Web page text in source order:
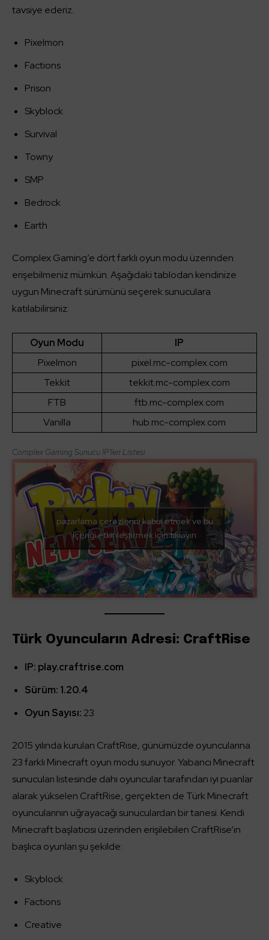
tavsiye ederiz.
Pixelmon
Factions
Prison
Skyblock
Survival
Towny
SMP
Bedrock
Earth
Complex Gaming’e dört farklı oyun modu üzerinden
erişebilmeniz mümkün. Aşağıdaki tablodan kendinize
uygun Minecraft sürümünü seçerek sunuculara
katılabilirsiniz:
Oyun Modu
IP
Pixelmon
pixel.mc-complex.com
Tekkit
tekkit.mc-complex.com
FTB
ftb.mc-complex.com
Vanilla
hub.mc-complex.com
Complex Gaming Sunucu IP’leri Listesi
pazarlama çerezlerini kabul etmek ve bu
içeriği etkinleştirmek için tıklayın
Türk Oyuncuların Adresi: CraftRise
IP: play.craftrise.com
Sürüm: 1.20.4
Oyun Sayısı: 23
2015 yılında kurulan CraftRise, günümüzde oyuncularına
23 farklı Minecraft oyun modu sunuyor. Yabancı Minecraft
sunucuları listesinde dahi oyuncular tarafından iyi puanlar
alarak yükselen CraftRise, gerçekten de Türk Minecraft
oyuncularının uğrayacağı sunuculardan bir tanesi. Kendi
Minecraft başlatıcısı üzerinden erişilebilen CraftRise’ın
başlıca oyunları şu şekilde:
Skyblock
Factions
Creative